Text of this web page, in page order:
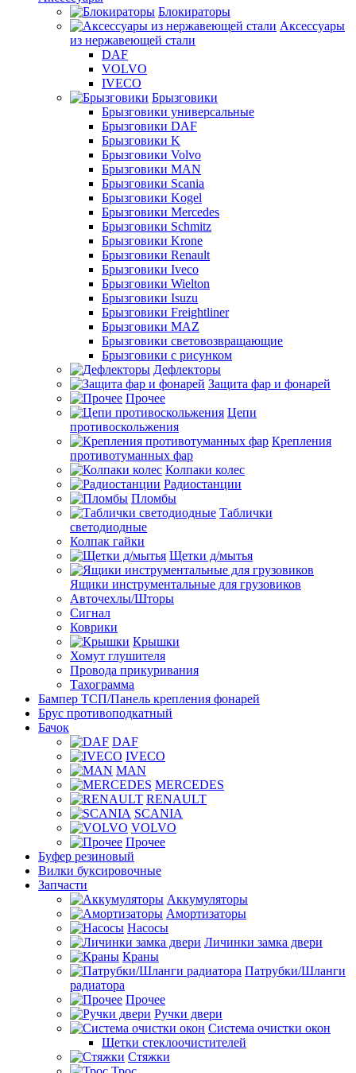
Блокираторы
Аксессуары
из нержавеющей стали
DAF
VOLVO
IVECO
Брызговики
Брызговики универсальные
Брызговики DAF
Брызговики K
Брызговики Volvo
Брызговики MAN
Брызговики Scania
Брызговики Kogel
Брызговики Mercedes
Брызговики Schmitz
Брызговики Krone
Брызговики Renault
Брызговики Iveco
Брызговики Wielton
Брызговики Isuzu
Брызговики Freightliner
Брызговики MAZ
Брызговики световозвращающие
Брызговики с рисунком
Дефлекторы
Защита фар и фонарей
Прочее
Цепи
противоскольжения
Крепления
противотуманных фар
Колпаки колес
Радиостанции
Пломбы
Таблички
светодиодные
Колпак гайки
Щетки д/мытья
Ящики инструментальные для грузовиков
Авточехлы/Шторы
Сигнал
Коврики
Крышки
Хомут глушителя
Провода прикуривания
Тахограмма
Бампер ТСП/Панель крепления фонарей
Брус противоподкатный
Бачок
DAF
IVECO
MAN
MERCEDES
RENAULT
SCANIA
VOLVO
Прочее
Буфер резиновый
Вилки буксировочные
Запчасти
Аккумуляторы
Амортизаторы
Насосы
Личинки замка двери
Краны
Патрубки/Шланги
радиатора
Прочее
Ручки двери
Система очистки окон
Щетки стеклоочистителей
Стяжки